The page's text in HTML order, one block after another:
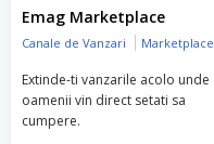
Emag Marketplace
Canale de Vanzari Marketplace
Extinde-ti vanzarile acolo unde
oamenii vin direct setati sa
cumpere.